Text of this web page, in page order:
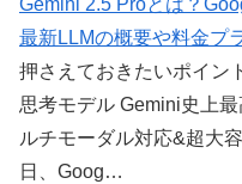
Gemini 2.5 Proとは？
最新LLMの概要や料金プ
押さえておきたいポイン
思考モデル Gemini史上
ルチモーダル対応&超大
日、Goog…